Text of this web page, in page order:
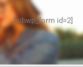
[sibwp_form id=2]